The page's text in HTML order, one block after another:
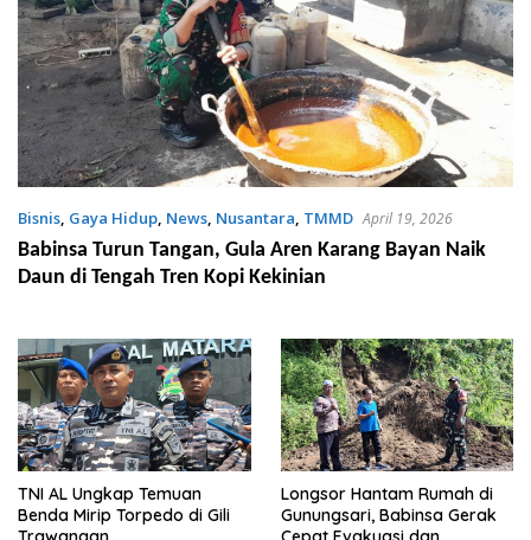
Bisnis, Gaya Hidup, News, Nusantara, TMMD April 19, 2026
Babinsa Turun Tangan, Gula Aren Karang Bayan Naik
Daun di Tengah Tren Kopi Kekinian
TNI AL Ungkap Temuan
Benda Mirip Torpedo di Gili
Longsor Hantam Rumah di
Gunungsari, Babinsa Gerak